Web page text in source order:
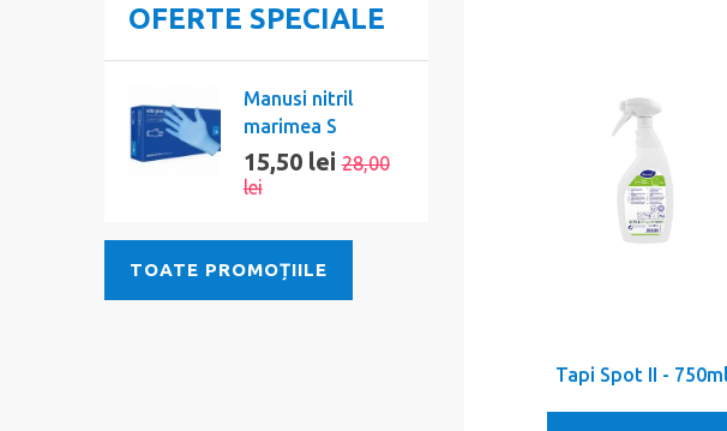
Tapi Spot II -
OFERTE SPECIALE
Manusi nitril
marimea S
15,50 lei28,00
lei
TOATE PROMOȚIILE